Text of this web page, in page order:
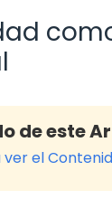
de este
el